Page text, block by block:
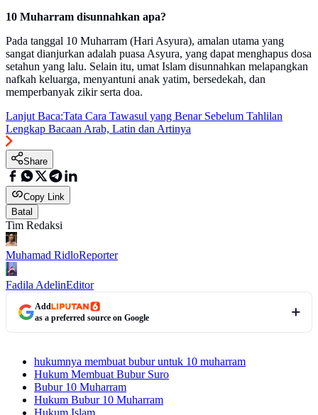
10 Muharram disunnahkan apa?
Pada tanggal 10 Muharram (Hari Asyura), amalan utama yang
sangat dianjurkan adalah puasa Asyura, yang dapat menghapus dosa
setahun yang lalu. Selain itu, umat Islam disunnahkan melapangkan
nafkah keluarga, menyantuni anak yatim, bersedekah, dan
memperbanyak zikir serta doa.
Lanjut Baca:Tata Cara Tawasul yang Benar Sebelum Tahlilan
Lengkap Bacaan Arab, Latin dan Artinya
Share
Copy Link
Batal
Tim Redaksi
Muhamad RidloReporter
Fadila AdelinEditor
Add
as a preferred source on Google
hukumnya membuat bubur untuk 10 muharram
Hukum Membuat Bubur Suro
Bubur 10 Muharram
Hukum Bubur 10 Muharram